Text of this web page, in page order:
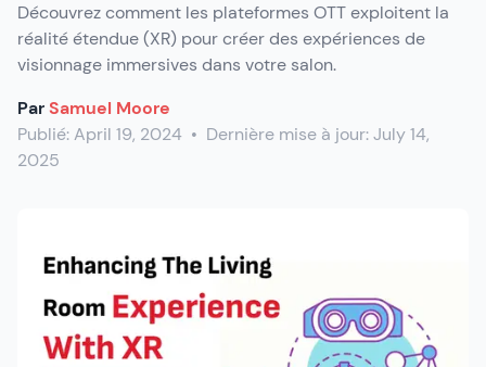
Découvrez comment les plateformes OTT exploitent la
réalité étendue (XR) pour créer des expériences de
visionnage immersives dans votre salon.
ParSamuel Moore
Publié:April 19, 2024 • Dernière mise à jour:July 14,
2025